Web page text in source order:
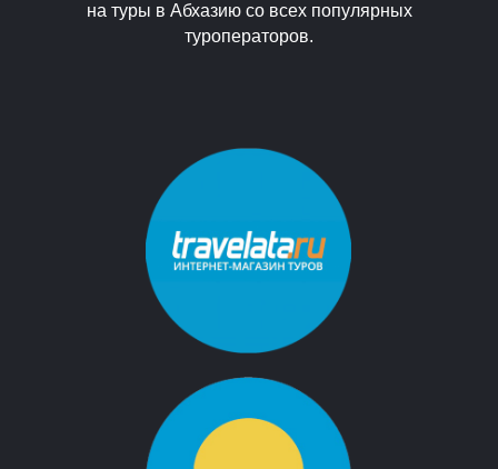
на туры в Абхазию со всех популярных
туроператоров.